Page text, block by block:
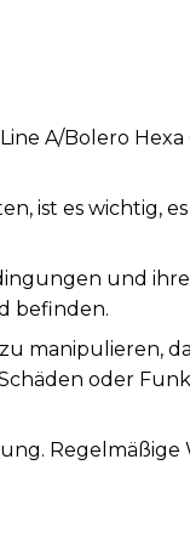
A/Bolero
ist es wichtig,
und
befinden.
manipulieren,
oder